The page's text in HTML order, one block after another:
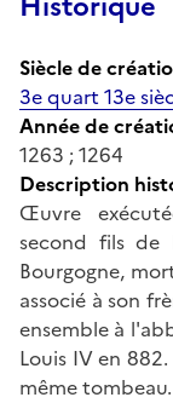
Siècle de
3e quart 13e
Année de
1263 ; 1264
Description
Œuvre
second fils de
Bourgogne,
associé à son
ensemble à
Louis IV en
même tombeau.